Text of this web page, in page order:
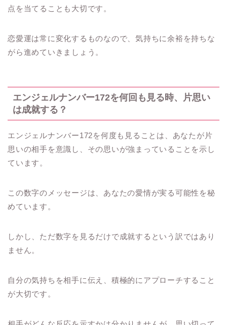
点を当てることも大切です。
恋愛運は常に変化するものなので、気持ちに余裕を持ちな
がら進めていきましょう。
エンジェルナンバー172を何回も見る時、片思い
は成就する？
エンジェルナンバー172を何度も見ることは、あなたが片
思いの相手を意識し、その思いが強まっていることを示し
ています。
この数字のメッセージは、あなたの愛情が実る可能性を秘
めています。
しかし、ただ数字を見るだけで成就するという訳ではあり
ません。
自分の気持ちを相手に伝え、積極的にアプローチすること
が大切です。